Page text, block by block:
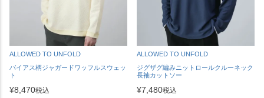
ALLOWED TO UNFOLD
バイアス柄ジャガードワッフルスウェッ
ト
¥8,470税込
ALLOWED TO UNFOLD
ジグザグ編みニットロールクルーネック
長袖カットソー
¥7,480税込